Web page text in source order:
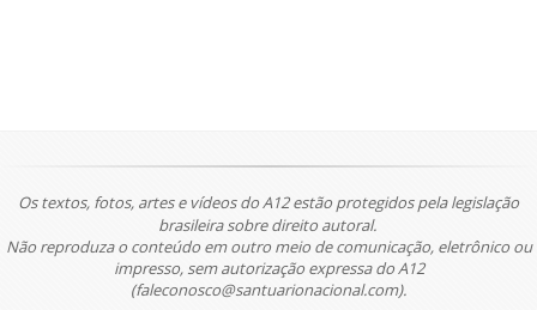
Os textos, fotos, artes e vídeos do A12 estão protegidos pela legislação
brasileira sobre direito autoral.
Não reproduza o conteúdo em outro meio de comunicação, eletrônico ou
impresso, sem autorização expressa do A12
(faleconosco@santuarionacional.com).